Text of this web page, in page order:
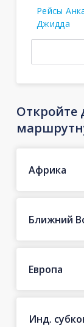
Рейсы
Джидда
Откройте
Африка
Ближний
Европа
Инд.